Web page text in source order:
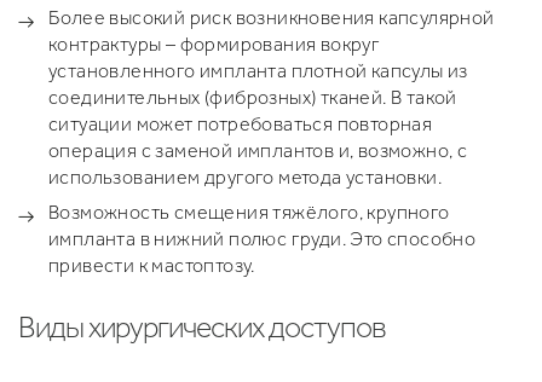
Более высокий риск возникновения капсулярной
контрактуры – формирования вокруг
установленного импланта плотной капсулы из
соединительных (фиброзных) тканей. В такой
ситуации может потребоваться повторная
операция с заменой имплантов и, возможно, с
использованием другого метода установки.
Возможность смещения тяжёлого, крупного
импланта в нижний полюс груди. Это способно
привести к мастоптозу.
Виды хирургических доступов